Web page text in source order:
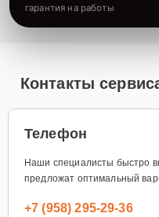
гарантия на работы
Контакты
Телефон
Наши специалисты быстро
предложат оптимальный
+7 (958) 295-29-36